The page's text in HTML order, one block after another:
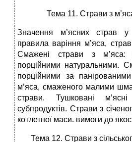
Тема 11. Страви з
Значення м’ясних страв у
правила варіння м’яса,
Смажені страви з м’яса:
порційними натуральними.
порційними за
м’яса, смаженого малими
страви. Тушковані
субпродуктів. Страви з
котлетної маси. вимоги до
Тема 12. Страви з